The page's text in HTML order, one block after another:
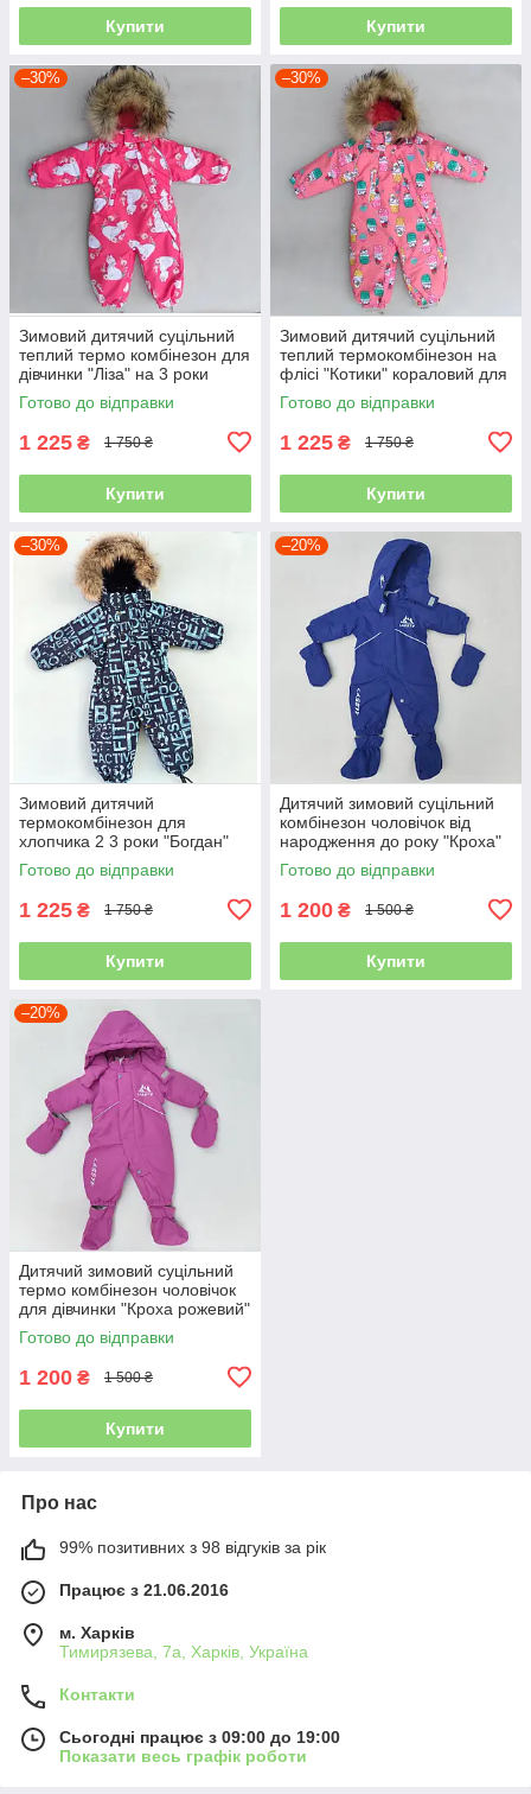
Купити Купити
–30%
Зимовий дитячий суцільний
теплий термо комбінезон для
дівчинки "Ліза" на 3 роки
Готово до відправки
1 225 ₴ 1 750 ₴
Купити
–30%
Зимовий дитячий суцільний
теплий термокомбінезон на
флісі "Котики" кораловий для
дівчинки на 3 роки
Готово до відправки
1 225 ₴ 1 750 ₴
Купити
–30%
Зимовий дитячий
термокомбінезон для
хлопчика 2 3 роки "Богдан"
на флісі мембрана теплий
Готово до відправки
1 225 ₴ 1 750 ₴
Купити
–20%
Дитячий зимовий суцільний
комбінезон чоловічок від
народження до року "Кроха"
синій термо теплий
Готово до відправки
1 200 ₴ 1 500 ₴
Купити
–20%
Дитячий зимовий суцільний
термо комбінезон чоловічок
для дівчинки "Кроха рожевий"
Готово до відправки
1 200 ₴ 1 500 ₴
Купити
Про нас
99% позитивних з 98 відгуків за рік
Працює з 21.06.2016
м. Харків
Тимирязева, 7а, Харків, Україна
Контакти
Сьогодні працює з 09:00 до 19:00
Показати весь графік роботи